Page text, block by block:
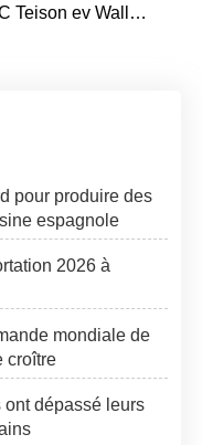
avec succès dans certains pays européens.
pour produire des
espagnole
2026 à
mondiale de
croître
dépassé leurs